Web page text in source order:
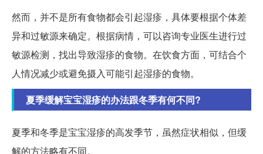
然而，并不是所有食物都会引起湿疹，具体要根据个体差
异和过敏源来确定。根据病情，可以咨询专业医生进行过
敏源检测，找出导致湿疹的食物。在饮食方面，可结合个
人情况减少或避免摄入可能引起湿疹的食物。
夏季缓解宝宝湿疹的办法跟冬季有何不同?
夏季和冬季是宝宝湿疹的高发季节，虽然症状相似，但缓
解的方法略有不同。